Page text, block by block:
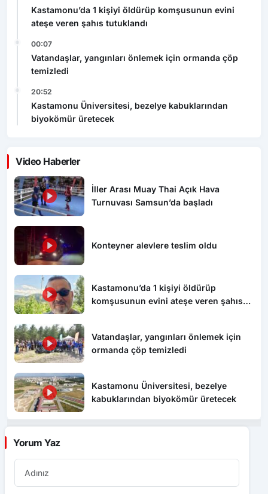
Kastamonu’da 1 kişiyi öldürüp komşusunun evini
ateşe veren şahıs tutuklandı
00:07
Vatandaşlar, yangınları önlemek için ormanda çöp
temizledi
20:52
Kastamonu Üniversitesi, bezelye kabuklarından
biyokömür üretecek
Video Haberler
İller Arası Muay Thai Açık Hava
Turnuvası Samsun’da başladı
Konteyner alevlere teslim oldu
Kastamonu’da 1 kişiyi öldürüp
komşusunun evini ateşe veren şahıs
Vatandaşlar, yangınları önlemek için
ormanda çöp temizledi
Kastamonu Üniversitesi, bezelye
kabuklarından biyokömür üretecek
Yorum Yaz